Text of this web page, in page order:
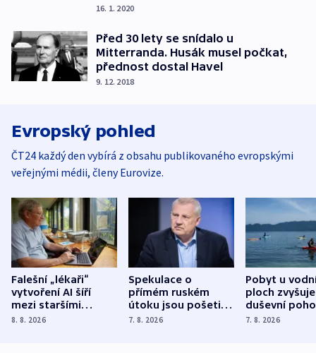
16. 1. 2020
Před 30 lety se snídalo u
Mitterranda. Husák musel počkat,
přednost dostal Havel
9. 12. 2018
Evropský pohled
ČT24 každý den vybírá z obsahu publikovaného evropskými
veřejnými médii, členy Eurovize.
Falešní „lékaři“
vytvoření AI šíří
mezi staršími
Poláky nebezpečné
8. 8. 2026
Spekulace o
přímém ruském
útoku jsou pošetilé,
míní estonský
7. 8. 2026
Pobyt u
ploch zvyšuje
duševní
ukázala
7. 8. 2026